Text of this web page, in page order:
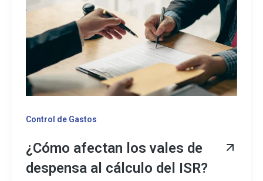
Control de Gastos
¿Cómo afectan los vales de
despensa al cálculo del ISR?